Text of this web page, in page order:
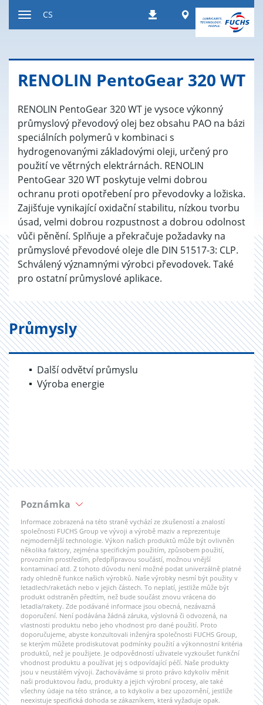
StahováníWorldwide
CS
RE­NO­LIN Pen­to­Gear 320 WT
RENOLIN PentoGear 320 WT je vysoce výkonný
průmyslový převodový olej bez obsahu PAO na bázi
speciálních polymerů v kombinaci s
hydrogenovanými základovými oleji, určený pro
použití ve větrných elektrárnách. RENOLIN
PentoGear 320 WT poskytuje velmi dobrou
ochranu proti opotřebení pro převodovky a ložiska.
Zajišťuje vynikající oxidační stabilitu, nízkou tvorbu
úsad, velmi dobrou rozpustnost a dobrou odolnost
vůči pěnění. Splňuje a překračuje požadavky na
průmyslové převodové oleje dle DIN 51517-3: CLP.
Schválený významnými výrobci převodovek. Také
pro ostatní průmyslové aplikace.
Průmysly
Další odvětví průmyslu
Výroba energie
Poznámka
Informace zobrazená na této straně vychází ze zkušeností a znalostí
společnosti FUCHS Group ve vývoji a výrobě maziv a reprezentuje
nejmodernější technologie. Výkon našich produktů může být ovlivněn
několika faktory, zejména specifickým použitím, způsobem použití,
provozním prostředím, předpřípravou součástí, možnou vnější
kontaminací atd. Z tohoto důvodu není možné podat univerzálně platné
rady ohledně funkce našich výrobků. Naše výrobky nesmí být použity v
letadlech/raketách nebo v jejich částech. To neplatí, jestliže může být
produkt odstraněn předtím, než bude součást znovu vrácena do
letadla/rakety. Zde podávané informace jsou obecná, nezávazná
doporučení. Není podávána žádná záruka, výslovná či odvozená, na
vlastnosti produktu nebo jeho vhodnost pro dané použití. Proto
doporučujeme, abyste konzultovali inženýra společnosti FUCHS Group,
se kterým můžete prodiskutovat podmínky použití a výkonnostní kritéria
produktů, než je použijete. Je odpovědností uživatele vyzkoušet funkční
vhodnost produktu a používat jej s odpovídající péčí. Naše produkty
jsou v neustálém vývoji. Zachováváme si proto právo kdykoliv měnit
naši produktovou řadu, produkty a jejich výrobní procesy, ale také
všechny údaje na této stránce, a to kdykoliv a bez upozornění, jestliže
neexistuje specifická dohoda se zákazníkem, která vyžaduje opak.